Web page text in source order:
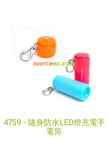
4759 - 隨身防水LED燈充電手
電筒